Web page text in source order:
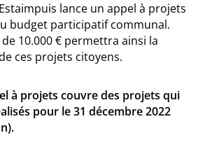
lance un appel à projets
budget participatif communal.
10.000 € permettra ainsi la
ces projets citoyens.
à projets couvre des projets qui
pour le 31 décembre 2022